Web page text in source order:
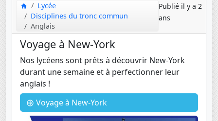
Lycée
Disciplines du tronc commun
Anglais
Publié il y a 2
ans
Voyage à New-York
Nos lycéens sont prêts à découvrir New-York
durant une semaine et à perfectionner leur
anglais !
Voyage à New-York